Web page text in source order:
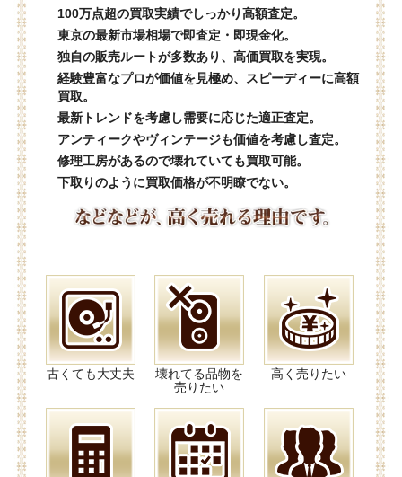
100万点超の買取実績でしっかり高額査定。
東京の最新市場相場で即査定・即現金化。
独自の販売ルートが多数あり、高価買取を実現。
経験豊富なプロが価値を見極め、スピーディーに高額
買取。
最新トレンドを考慮し需要に応じた適正査定。
アンティークやヴィンテージも価値を考慮し査定。
修理工房があるので壊れていても買取可能。
下取りのように買取価格が不明瞭でない。
古くても大丈夫
壊れてる品物を
売りたい
高く売りたい